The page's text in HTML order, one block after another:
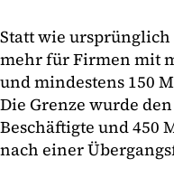
Statt wie
mehr für Firmen mit
und mindestens 150
Die Grenze wurde
Beschäftigte und 450
nach einer